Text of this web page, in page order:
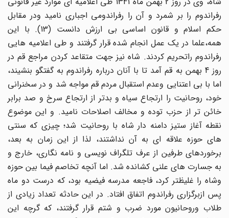
رفراندوم را بر شمرد و آن را رفراندومی اجباری نامید ودر مقابل
حکم اسلام و قانون اساسی بی ارزش دانست (13). با این
همه،علما در یک عمل انجام شده قرار گرفتند و طی اعلامیه هایی
رفراندوم راتحریم کردند. شاه نیز جهت متقاعد کردن مراجع قم در
روز 4 بهمن به قم آمد تا با آنان درباره رفراندوم به گفتگو بنشیند،
اما با بی اعتنایی وعدم استقبال مردم قم مواجه شد و در سخنرانی
خود، روحانیت را ارتجاع سیاه و بدتر از ارتجاع سرخ و صد برابر
خائن تر از حزب توده و مخالف اصلاحات نامید. و این موضوع
نقطه آغاز ستیز دامنه دار شاه با روحانیت شد؛ چیزی که سنتی
های حوزه علاقه ای به آن نداشتند، لذا از این زمان به بعد،
برخوردهای طرفین از عرف تلگراف نویسی و نامه نگاری، خارج و
به جسارت های علنی کشانده شد. اما آنچه تخاصم فیما بین حوزه
وشاه را غلیظتر کرد، فاجعه مدرسه فیضیه بود، که درست دو ماه
پس ازبرگزاری رفراندوم اتفاق افتاد. در این حادثه تعداد زیادی از
طلاب وروحانیون مورد ضرب و شتم قرار گرفتند، که گرچه این